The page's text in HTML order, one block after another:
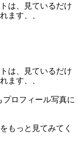
は、見ているだけ
ます、、
は、見ているだけ
ます、、
プロフィール写真に
もっと見てみてく